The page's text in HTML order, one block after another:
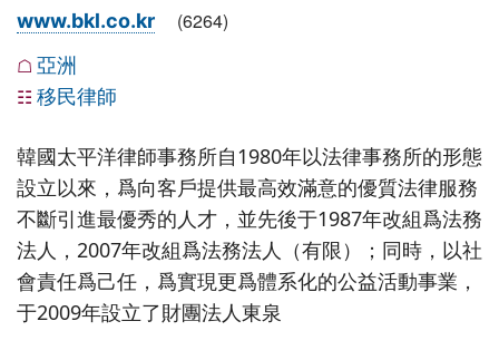
www.bkl.co.kr (6264)
☖ 亞洲
☷ 移民律師
韓國太平洋律師事務所自1980年以法律事務所的形態
設立以來，爲向客戶提供最高效滿意的優質法律服務
不斷引進最優秀的人才，並先後于1987年改組爲法務
法人，2007年改組爲法務法人（有限）；同時，以社
會責任爲己任，爲實現更爲體系化的公益活動事業，
于2009年設立了財團法人東泉